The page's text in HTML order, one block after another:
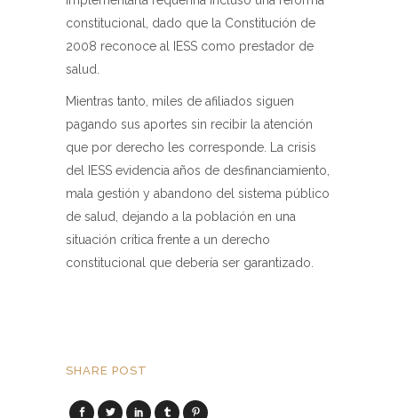
constitucional, dado que la Constitución de
2008 reconoce al IESS como prestador de
salud.
Mientras tanto, miles de afiliados siguen
pagando sus aportes sin recibir la atención
que por derecho les corresponde. La crisis
del IESS evidencia años de desfinanciamiento,
mala gestión y abandono del sistema público
de salud, dejando a la población en una
situación crítica frente a un derecho
constitucional que debería ser garantizado.
SHARE POST